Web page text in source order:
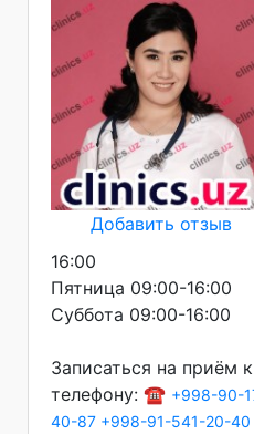
Добавить отзыв
16:00
Пятница 09:00-16:00
Суббота 09:00-16:00
Записаться на приём
телефону: ☎️ +998-90-
40-87 +998-91-541-20-40